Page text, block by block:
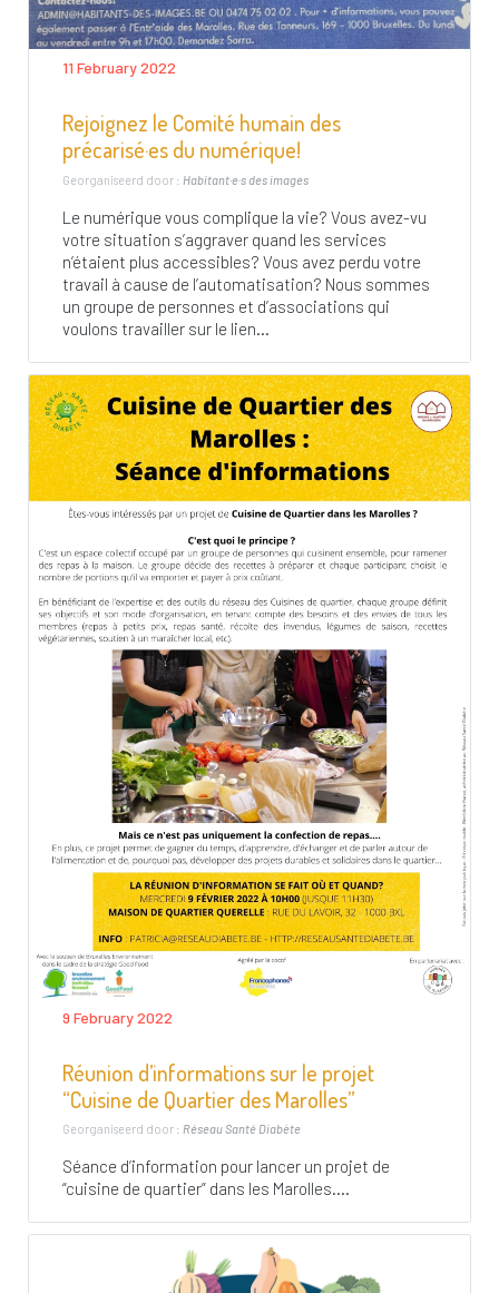
11 February 2022
Rejoignez le Comité humain des
précarisé·es du numérique!
Georganiseerd door : Habitant·e·s des images
Le numérique vous complique la vie? Vous avez-vu
votre situation s’aggraver quand les services
n’étaient plus accessibles? Vous avez perdu votre
travail à cause de l’automatisation? Nous sommes
un groupe de personnes et d’associations qui
voulons travailler sur le lien...
9 February 2022
Réunion d’informations sur le projet
“Cuisine de Quartier des Marolles”
Georganiseerd door : Réseau Santé Diabète
Séance d’information pour lancer un projet de
“cuisine de quartier” dans les Marolles....